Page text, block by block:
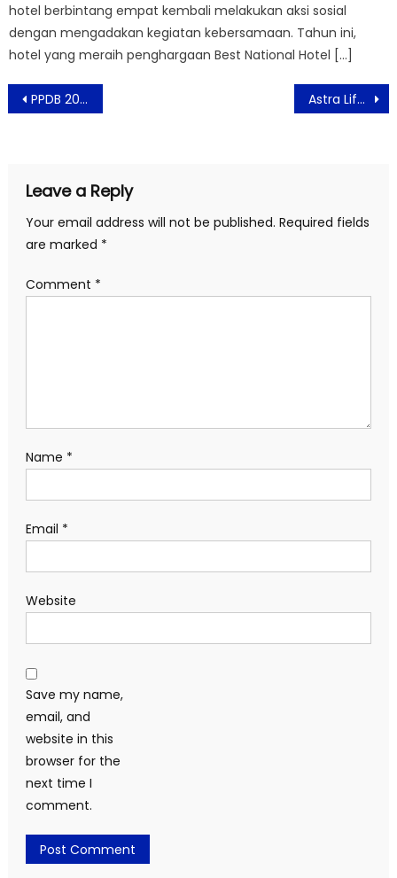
hotel berbintang empat kembali melakukan aksi sosial
dengan mengadakan kegiatan kebersamaan. Tahun ini,
hotel yang meraih penghargaan Best National Hotel […]
Post
navigation
PPDB 2021 Jakarta Siap Dibuka, Hanya Terima Calon Siswa KK DKI Astra Life Catat Pertumbuhan Positif Sebesar 70%
Leave a Reply
Your email address will not be published. Required fields
are marked *
Comment *
Name *
Email *
Website
Save my name,
email, and
website in this
browser for the
next time I
comment.